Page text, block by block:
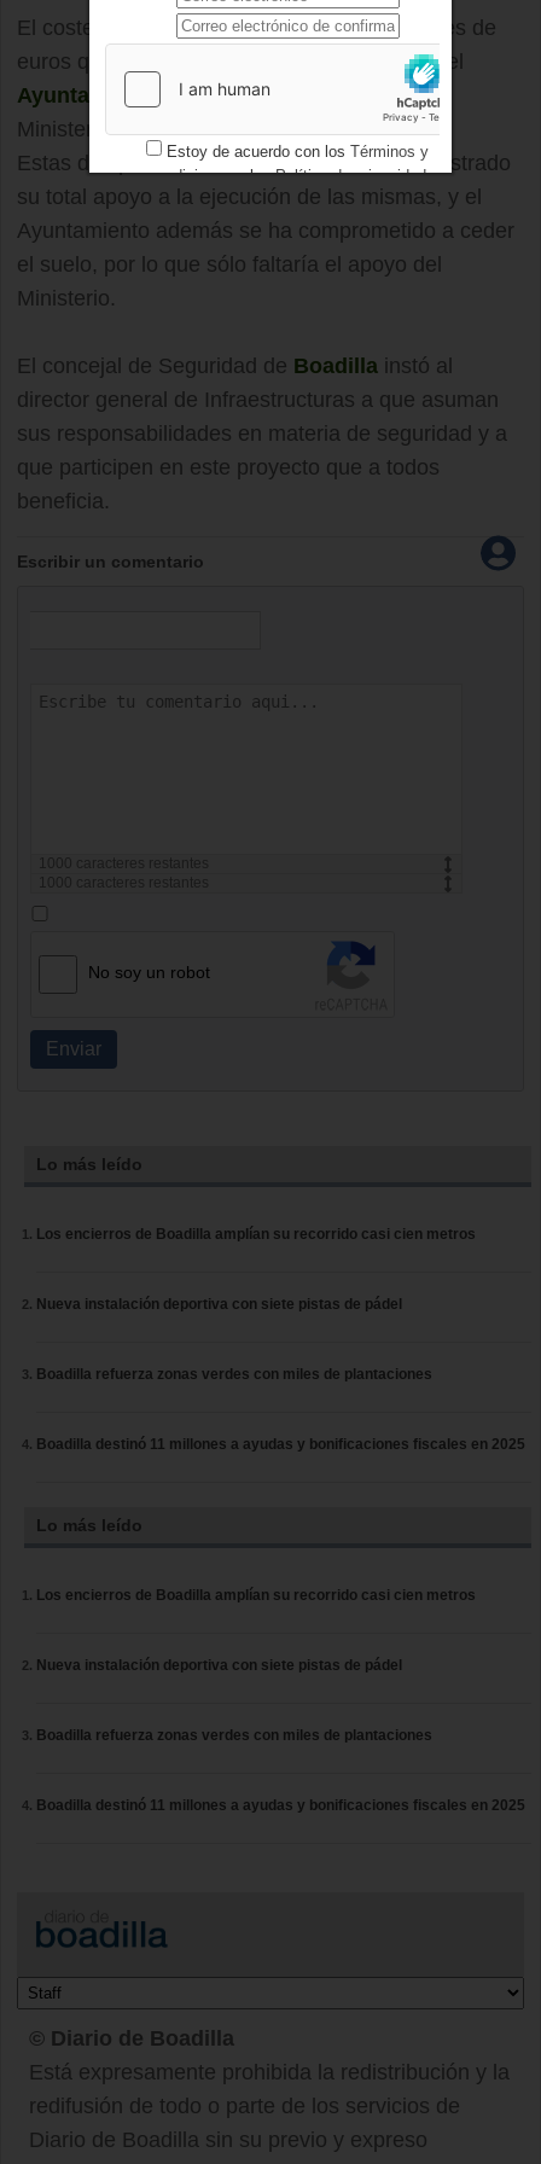
El coste estimado de la obra es de 21 millones de
euros que serían financiados por tercios por el
Ayuntamiento
, la Comunidad de Madrid y el
Ministerio del Interior.
Estas dos primeras administraciones han mostrado
su total apoyo a la ejecución de las mismas, y el
Ayuntamiento además se ha comprometido a ceder
el suelo, por lo que sólo faltaría el apoyo del
Ministerio.
El concejal de Seguridad de Boadilla instó al
director general de Infraestructuras a que asuman
sus responsabilidades en materia de seguridad y a
que participen en este proyecto que a todos
beneficia.
Escribir un comentario
caracteres restantes
caracteres restantes
No soy un robot
Enviar
Lo más leído
Los encierros de Boadilla amplían su recorrido casi cien metros
Nueva instalación deportiva con siete pistas de pádel
Boadilla refuerza zonas verdes con miles de plantaciones
Boadilla destinó 11 millones a ayudas y bonificaciones fiscales en 2025
Lo más leído
Los encierros de Boadilla amplían su recorrido casi cien metros
Nueva instalación deportiva con siete pistas de pádel
Boadilla refuerza zonas verdes con miles de plantaciones
Boadilla destinó 11 millones a ayudas y bonificaciones fiscales en 2025
© Diario de Boadilla
Está expresamente prohibida la redistribución y la
redifusión de todo o parte de los servicios de
Diario de Boadilla sin su previo y expreso
Estoy de acuerdo con los Términos y
condicionesy losPolítica de privacidad